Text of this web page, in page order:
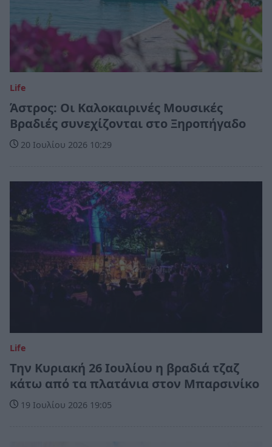
Life
Άστρος: Οι Καλοκαιρινές Μουσικές
Βραδιές συνεχίζονται στο Ξηροπήγαδο
20 Ιουλίου 2026 10:29
Life
Την Κυριακή 26 Ιουλίου η βραδιά τζαζ
κάτω από τα πλατάνια στον Μπαρσινίκο
19 Ιουλίου 2026 19:05